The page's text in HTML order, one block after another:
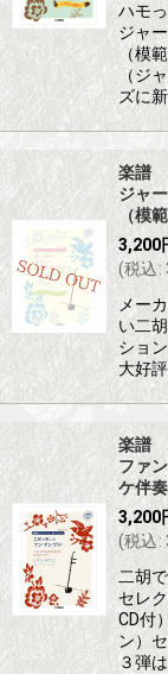
ハモ
ジャ
（模
（ジ
ズに
楽譜
ジャ
（模
3,200
(税込:
メー
い二
ショ
大好
楽譜
ファ
ケ伴
3,200
(税込:
二胡
セレ
CD付
ン）
３弾